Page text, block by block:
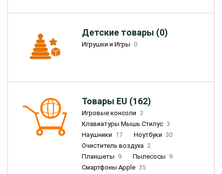
Детские товары (0)
Игрушки и Игры 0
Товары EU (162)
Игровые консоли 3
Клавиатуры Мышь Стилус 3
Наушники 17 Ноутбуки 30
Очиститель воздуха 2
Планшеты 9 Пылесосы 9
Смартфоны Apple 35